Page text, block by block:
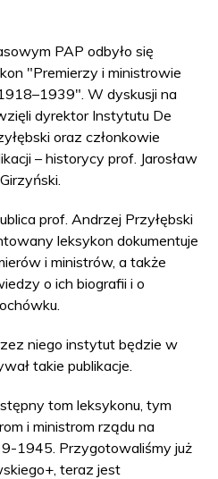
PAP odbyło się
"Premierzy i ministrowie
W dyskusji na
dyrektor Instytutu De
oraz członkowie
– historycy prof. Jarosław
prof. Andrzej Przyłębski
leksykon dokumentuje
i ministrów, a także
o ich biografii i o
niego instytut będzie w
takie publikacje.
tom leksykonu, tym
i ministrom rządu na
1945. Przygotowaliśmy już
teraz jest